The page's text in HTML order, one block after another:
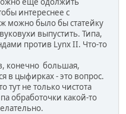
интереснее с
можно было бы статейку
выпустить. Типа,
против Lynx II. Что-то
конечно большая,
в цыфирках - это вопрос.
тут не только чистота
обработочки какой-то